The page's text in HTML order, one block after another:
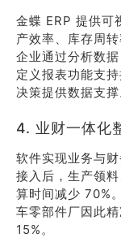
金蝶 ERP 提供可
产效率、库存周
企业通过分析数
定义报表功能支
决策提供数据支撑
4. 业财一体化
软件实现业务与
接入后，生产领
算时间减少 70%
车零部件厂因此
15%。